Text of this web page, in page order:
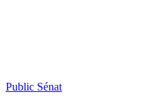
Public Sénat